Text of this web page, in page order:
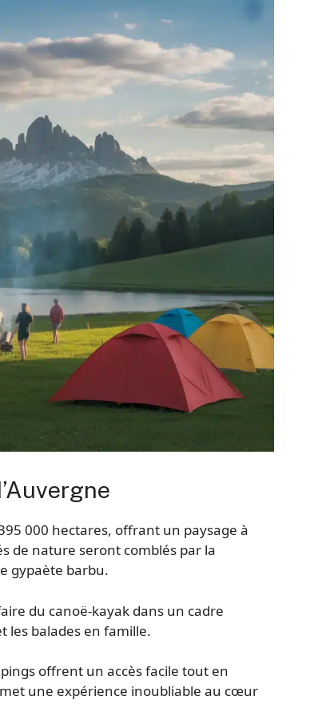
000 hectares, offrant un paysage à
de nature seront comblés par la
gypaète barbu.
du canoë-kayak dans un cadre
les balades en famille.
offrent un accès facile tout en
une expérience inoubliable au cœur